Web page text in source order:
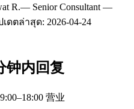
R.— Senior Consultant —
เดตล่าสุด: 2026-04-24
钟内回复
营业